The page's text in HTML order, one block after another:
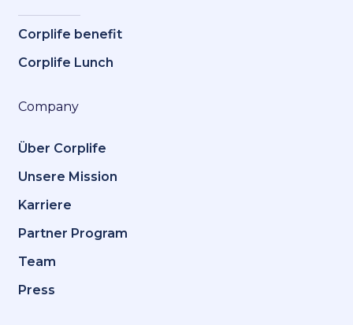
Corplife benefit
Corplife Lunch
Company
Über Corplife
Unsere Mission
Karriere
Partner Program
Team
Press